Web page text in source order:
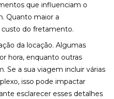
que influenciam o
Quanto maior a
do fretamento.
da locação. Algumas
hora, enquanto outras
Se a sua viagem incluir várias
isso pode impactar
esclarecer esses detalhes